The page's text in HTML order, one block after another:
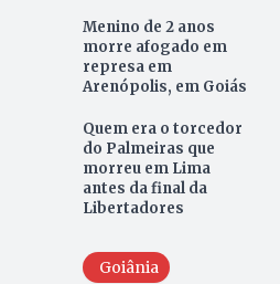
Menino de 2 anos
morre afogado em
represa em
Arenópolis, em Goiás
Quem era o torcedor
do Palmeiras que
morreu em Lima
antes da final da
Libertadores
Goiânia